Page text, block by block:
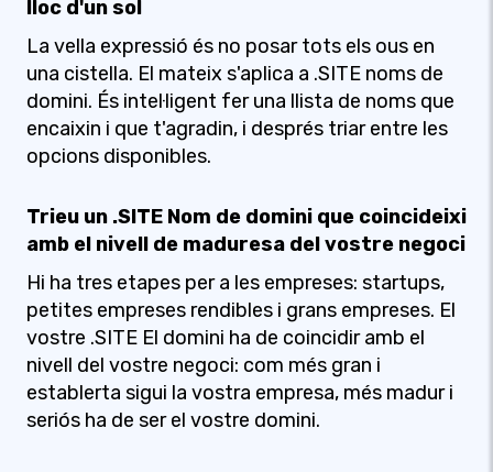
lloc d'un sol
La vella expressió és no posar tots els ous en
una cistella. El mateix s'aplica a .SITE noms de
domini. És intel·ligent fer una llista de noms que
encaixin i que t'agradin, i després triar entre les
opcions disponibles.
Trieu un .SITE Nom de domini que coincideixi
amb el nivell de maduresa del vostre negoci
Hi ha tres etapes per a les empreses: startups,
petites empreses rendibles i grans empreses. El
vostre .SITE El domini ha de coincidir amb el
nivell del vostre negoci: com més gran i
establerta sigui la vostra empresa, més madur i
seriós ha de ser el vostre domini.